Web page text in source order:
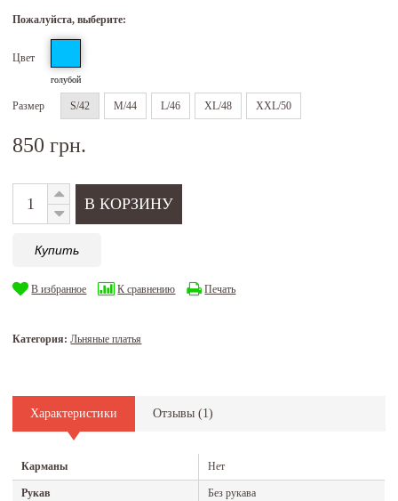
Пожалуйста, выберите:
Цвет
голубой
Размер S/42 M/44 L/46 XL/48 XXL/50
850 грн.
Купить
В избранное К сравнению Печать
Категория:Льняные платья
Характеристики Отзывы (1)
Карманы Нет
Рукав Без рукава